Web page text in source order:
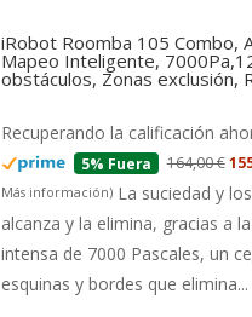
iRobot Roomba 105 Combo,
Mapeo Inteligente,
obstáculos, Zonas exclusión,
Recuperando la calificación
5% Fuera 164,00 €
Más información) La suciedad y
alcanza y la elimina, gracias a
intensa de 7000 Pascales, un
esquinas y bordes que elimina...